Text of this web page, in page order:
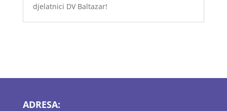
djelatnici DV Baltazar!
ADRESA: